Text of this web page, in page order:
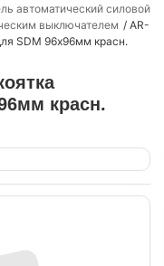
автоматический силовой
выключателем
AR-
SDM 96х96мм красн.
красн.